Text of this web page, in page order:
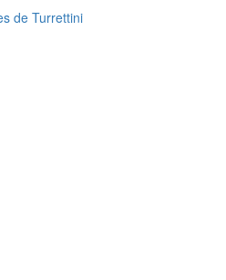
de Turrettini